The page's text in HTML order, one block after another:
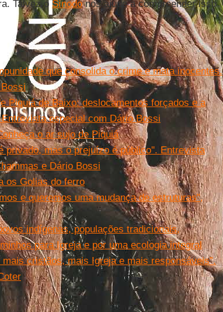
Talvez oSínodonos ajude a compreender isso
que consolida o crime e mata inocentes.
Piquiá de Baixo: deslocamentos forçados e a
especial com Dário Bossi
o ar sujo de Piquiá
privado, mas o prejuízo é público''. Entrevista
e Dário Bossi
os Golias do ferro
e queremos uma mudança de estruturas",
indígenas, populações tradicionais,
para Igreja e por uma ecologia integral
cristãos, mais Igreja e mais responsáveis”.